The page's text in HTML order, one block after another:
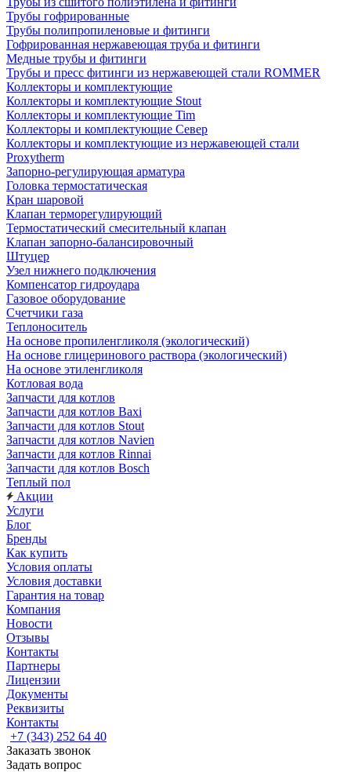
Трубы гофрированные
Трубы полипропиленовые и фитинги
Гофрированная нержавеющая труба и фитинги
Медные трубы и фитинги
Трубы и пресс фитинги из нержавеющей стали ROMMER
Коллекторы и комплектующие
Коллекторы и комплектующие Stout
Коллекторы и комплектующие Tim
Коллекторы и комплектующие Север
Коллекторы и комплектующие из нержавеющей стали
Proxytherm
Запорно-регулирующая арматура
Головка термостатическая
Кран шаровой
Клапан терморегулирующий
Термостатический смесительный клапан
Клапан запорно-балансировочный
Штуцер
Узел нижнего подключения
Компенсатор гидроудара
Газовое оборудование
Счетчики газа
Теплоноситель
На основе пропиленгликоля (экологический)
На основе глицеринового раствора (экологический)
На основе этиленгликоля
Котловая вода
Запчасти для котлов
Запчасти для котлов Baxi
Запчасти для котлов Stout
Запчасти для котлов Navien
Запчасти для котлов Rinnai
Запчасти для котлов Bosch
Теплый пол
Акции
Услуги
Блог
Бренды
Как купить
Условия оплаты
Условия доставки
Гарантия на товар
Компания
Новости
Отзывы
Контакты
Партнеры
Лицензии
Документы
Реквизиты
Контакты
+7 (343) 252 64 40
Заказать звонок
Задать вопрос